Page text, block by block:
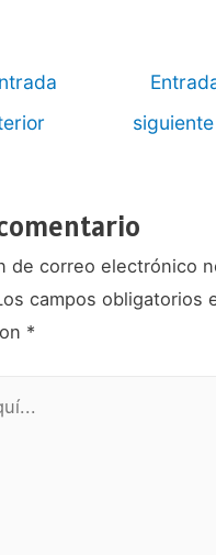
siguiente
de correo electrónico
campos obligatorios
*